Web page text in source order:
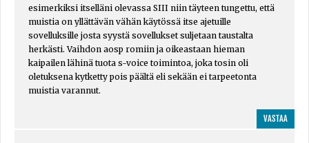
esimerkiksi itselläni olevassa SIII niin täyteen tungettu, että
muistia on yllättävän vähän käytössä itse ajetuille
sovelluksille josta syystä sovellukset suljetaan taustalta
herkästi. Vaihdon aosp romiin ja oikeastaan hieman
kaipailen lähinä tuota s-voice toimintoa, joka tosin oli
oletuksena kytketty pois päältä eli sekään ei tarpeetonta
muistia varannut.
VASTAA